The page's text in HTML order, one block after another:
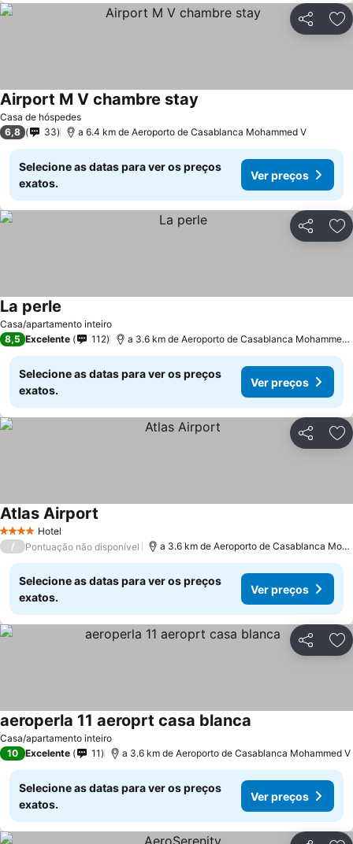
Partilhar
Casa de hóspedes
Airport M V chambre stay
6,8 33 a 6.4 km de Aeroporto de Casablanca Mohammed V
Selecione as datas para ver os preços
exatos.
Ver preços
Partilhar
Casa/apartamento inteiro
La perle
8,5 Excelente 112 a 3.6 km de Aeroporto de Casablanca Mohammed
Selecione as datas para ver os preços
exatos.
Ver preços
Partilhar
4 EstrelasHotel
Atlas Airport
/ Pontuação não disponível a 3.6 km de Aeroporto de Casablanca
Selecione as datas para ver os preços
exatos.
Ver preços
Partilhar
Casa/apartamento inteiro
aeroperla 11 aeroprt casa blanca
10 Excelente 11 a 3.6 km de Aeroporto de Casablanca Mohammed V
Selecione as datas para ver os preços
exatos.
Ver preços